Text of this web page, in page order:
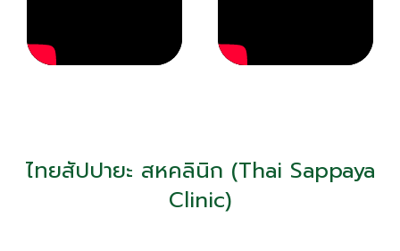
ไทยสัปปายะ สหคลินิก (Thai Sappaya
Clinic)